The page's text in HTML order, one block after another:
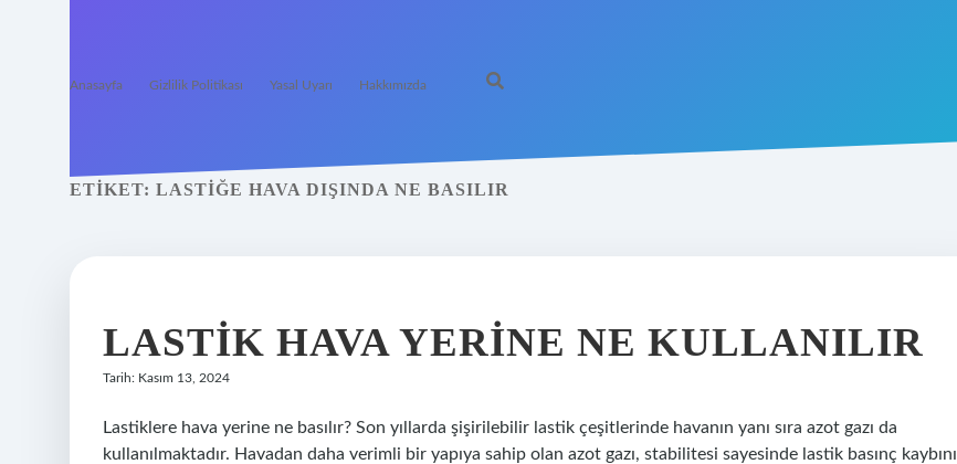
Anasayfa Gizlilik Politikası Yasal Uyarı Hakkımızda
ETIKET: LASTIĞE HAVA DIŞINDA NE BASILIR
LASTIK HAVA YERINE NE KULLANILIR
Tarih: Kasım 13, 2024
Lastiklere hava yerine ne basılır? Son yıllarda şişirilebilir lastik çeşitlerinde havanın yanı sıra azot gazı da
kullanılmaktadır. Havadan daha verimli bir yapıya sahip olan azot gazı, stabilitesi sayesinde lastik basınç kaybını